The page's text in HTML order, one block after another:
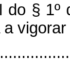
do §
a